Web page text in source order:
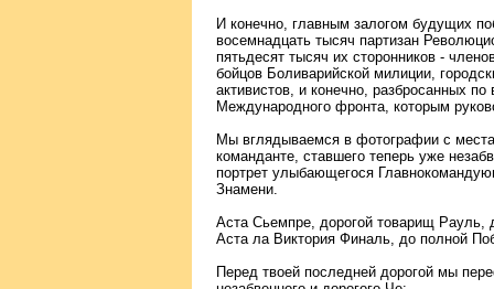
И конечно, главным залогом будущих
восемнадцать тысяч партизан
пятьдесят тысяч их сторонников -
бойцов Боливарийской милиции,
активистов, и конечно, разбросанных
Международного фронта, которым
Мы вглядываемся в фотографии с
команданте, ставшего теперь уже
портрет улыбающегося
Знамени.
Аста Сьемпре, дорогой товарищ Рауль,
Аста ла Виктория Финаль, до полной
Перед твоей последней дорогой мы